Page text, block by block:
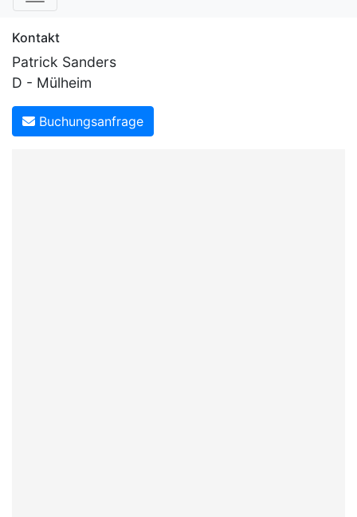
Kontakt
Patrick Sanders
D - Mülheim
Buchungsanfrage